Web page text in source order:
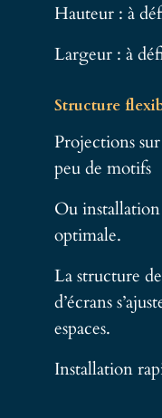
Hauteur : à
Largeur : à
Structure
Projections
peu de motifs
Ou
optimale.
La structure
d’écrans
espaces.
Installation